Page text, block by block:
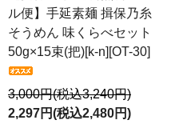
ル便】手延素麺 揖保乃糸
そうめん 味くらべセット
50g×15束(把)[k-n][OT-30]
3,000円(税込3,240円)
2,297円(税込2,480円)